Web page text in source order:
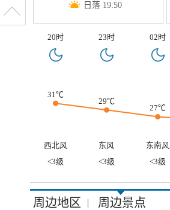
日落 19:50
20时 23时 02时
31℃
29℃
27℃
西北风 东风 东南风
<3级
<3级 <3级
周边地区 | 周边景点